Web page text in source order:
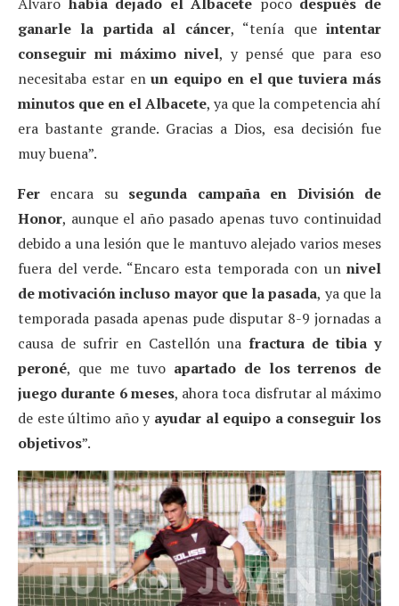
ganarle la partida al cáncer, “tenía queintentar
conseguir mi máximo nivel, y pensé que para eso
necesitaba estar enun equipo en el que tuviera más
minutos que en el Albacete, ya que la competencia ahí
era bastante grande. Gracias a Dios, esa decisión fue
muy buena”.
Fer encara su segunda campaña en División de
Honor, aunque el año pasado apenas tuvo continuidad
debido a una lesión que le mantuvo alejado varios meses
fuera del verde. “Encaro esta temporada con un nivel
de motivación incluso mayor que la pasada, ya que la
temporada pasada apenas pude disputar 8-9 jornadas a
causa de sufrir en Castellón una fractura de tibia y
peroné, que me tuvo apartado de los terrenos de
juego durante 6 meses, ahora toca disfrutar al máximo
de este último año y ayudar al equipo a conseguir los
objetivos”.